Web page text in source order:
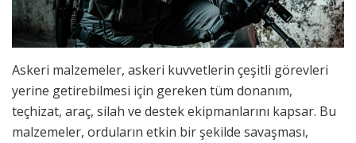
Askeri malzemeler, askeri kuvvetlerin çeşitli görevleri
yerine getirebilmesi için gereken tüm donanım,
teçhizat, araç, silah ve destek ekipmanlarını kapsar. Bu
malzemeler, orduların etkin bir şekilde savaşması,